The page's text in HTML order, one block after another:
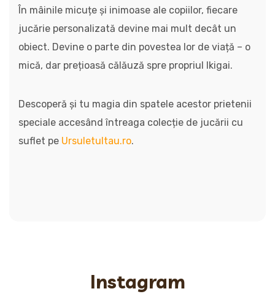
În mâinile micuțe și inimoase ale copiilor, fiecare
jucărie personalizată devine mai mult decât un
obiect. Devine o parte din povestea lor de viață – o
mică, dar prețioasă călăuză spre propriul Ikigai.
Descoperă și tu magia din spatele acestor prietenii
speciale accesând întreaga colecție de jucării cu
suflet pe Ursuletultau.ro.
Instagram